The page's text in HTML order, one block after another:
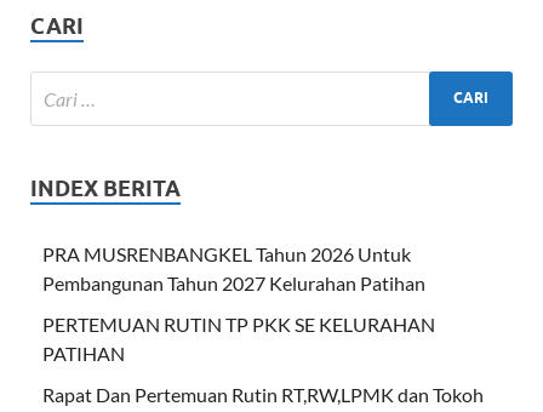
CARI
INDEX BERITA
PRA MUSRENBANGKEL Tahun 2026 Untuk
Pembangunan Tahun 2027 Kelurahan Patihan
PERTEMUAN RUTIN TP PKK SE KELURAHAN
PATIHAN
Rapat Dan Pertemuan Rutin RT,RW,LPMK dan Tokoh